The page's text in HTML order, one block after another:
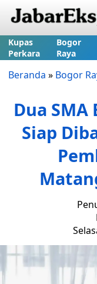
Kupas
Perkara
Bogor
Raya
Beranda » Bogor
Dua
Siap